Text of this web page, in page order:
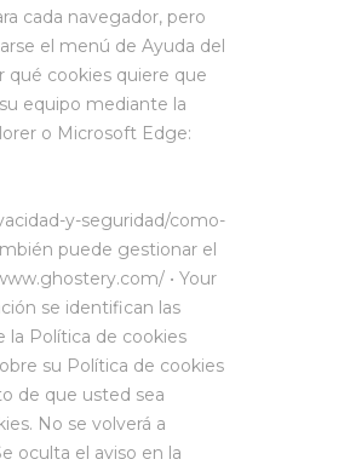
cada navegador, pero
el menú de Ayuda del
qué cookies quiere que
equipo mediante la
o Microsoft Edge:
y-seguridad/como-
puede gestionar el
• Your
se identifican las
la Política de cookies
su Política de cookies
de que usted sea
No se volverá a
oculta el aviso en la